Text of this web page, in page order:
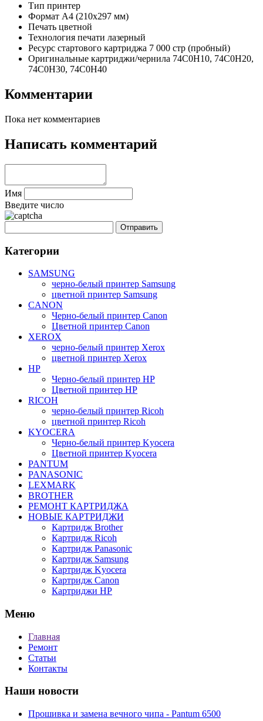
Тип принтер
Формат A4 (210x297 мм)
Печать цветной
Технология печати лазерный
Ресурс стартового картриджа 7 000 стр (пробный)
Оригинальные картриджи/чернила 74C0H10, 74C0H20,
74C0H30, 74C0H40
Комментарии
Пока нет комментариев
Написать комментарий
Имя
Введите число
Категории
SAMSUNG
черно-белый принтер Samsung
цветной принтер Samsung
CANON
Черно-белый принтер Canon
Цветной принтер Canon
XEROX
черно-белый принтер Xerox
цветной принтер Xerox
HP
Черно-белый принтер HP
Цветной принтер HP
RICOH
черно-белый принтер Ricoh
цветной принтер Ricoh
KYOCERA
Черно-белый принтер Kyocera
Цветной принтер Kyocera
PANTUM
PANASONIC
LEXMARK
BROTHER
РЕМОНТ КАРТРИДЖА
НОВЫЕ КАРТРИДЖИ
Картридж Brother
Картридж Ricoh
Картридж Panasonic
Картридж Samsung
Картридж Kyocera
Картридж Canon
Картриджи HP
Меню
Главная
Ремонт
Статьи
Контакты
Наши новости
Прошивка и замена вечного чипа - Pantum 6500